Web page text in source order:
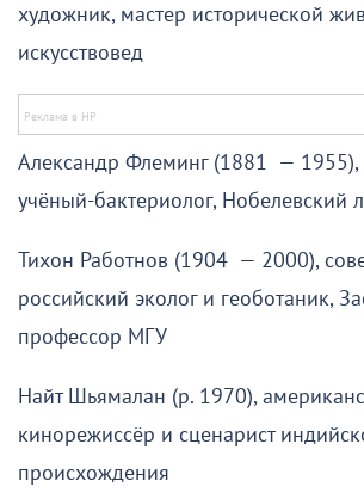
художник, мастер исторической
искусствовед
Александр Флеминг (1881 — 1955),
учёный-бактериолог, Нобелевский
Тихон Работнов (1904 — 2000),
российский эколог и геоботаник,
профессор МГУ
Найт Шьямалан (р. 1970),
кинорежиссёр и сценарист
происхождения